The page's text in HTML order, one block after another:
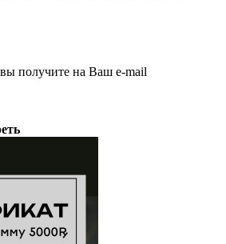
получите на Ваш e-mail